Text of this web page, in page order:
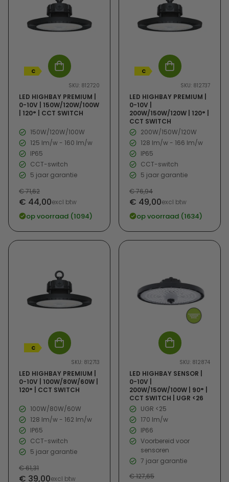
C
SKU: 812720
LED HIGHBAY PREMIUM |
0-10V | 150W/120W/100W
| 120° | CCT SWITCH
150W/120W/100W
125 lm/w - 160 lm/w
IP65
CCT-switch
5 jaar garantie
Verkoopprijs
Normale
prijs
€ 71,62
€ 44,00excl btw
op voorraad (1094)
C
SKU: 812737
LED HIGHBAY PREMIUM |
0-10V |
200W/150W/120W | 120° |
CCT SWITCH
200W/150W/120W
128 lm/w - 166 lm/w
IP65
CCT-switch
5 jaar garantie
Verkoopprijs
Normale
prijs
€ 76,94
€ 49,00excl btw
op voorraad (1634)
C
SKU: 812713
LED HIGHBAY PREMIUM |
0-10V | 100W/80W/60W |
120° | CCT SWITCH
100W/80W/60W
128 lm/w - 162 lm/w
IP65
CCT-switch
5 jaar garantie
Verkoopprijs
Normale
prijs
€ 61,31
€ 39,00excl btw
SKU: 812874
LED HIGHBAY SENSOR |
0-10V |
200W/150W/100W | 90° |
CCT SWITCH | UGR <26
UGR <25
170 lm/w
IP66
Voorbereid voor
sensoren
7 jaar garantie
Normale
€ 127,65